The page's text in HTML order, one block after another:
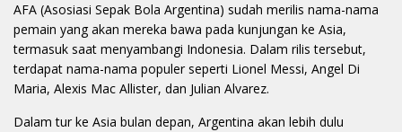
AFA (Asosiasi Sepak Bola Argentina) sudah merilis nama-nama
pemain yang akan mereka bawa pada kunjungan ke Asia,
termasuk saat menyambangi Indonesia. Dalam rilis tersebut,
terdapat nama-nama populer seperti Lionel Messi, Angel Di
Maria, Alexis Mac Allister, dan Julian Alvarez.
Dalam tur ke Asia bulan depan, Argentina akan lebih dulu